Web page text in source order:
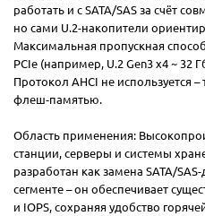
работать и с SATA/SAS за счёт
но сами U.2-накопители
Максимальная пропускная
PCIe (например, U.2 Gen3 x4 ~ 32
Протокол AHCI не используется
флеш-памятью.
Область применения:
станции, серверы и системы
разработан как замена SATA/
сегменте – он обеспечивает
и IOPS, сохраняя удобство